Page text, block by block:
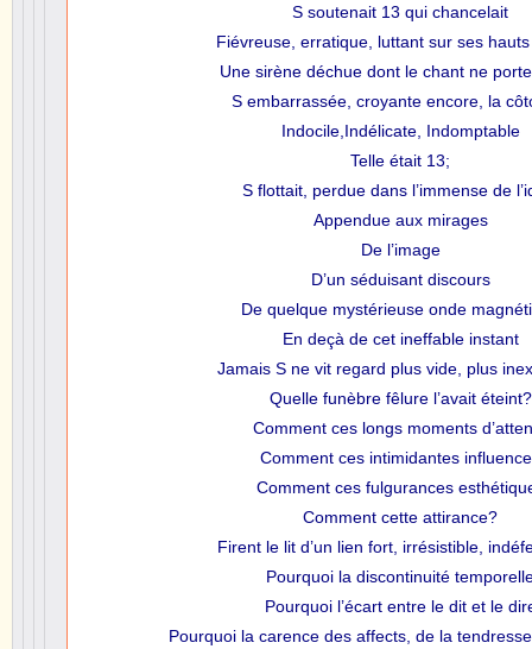
S soutenait 13 qui chancelait
Fiévreuse, erratique, luttant sur ses
Une sirène déchue dont le chant ne
S embarrassée, croyante encore, la
Indocile,Indélicate, Indomptable
Telle était 13;
S flottait, perdue dans l’immense de
Appendue aux mirages
De l’image
D’un séduisant discours
De quelque mystérieuse onde
En deçà de cet ineffable instant
Jamais S ne vit regard plus vide, plus
Quelle funèbre fêlure l’avait éteint?
Comment ces longs moments
Comment ces intimidantes
Comment ces fulgurances
Comment cette attirance?
Firent le lit d’un lien fort, irrésistible,
Pourquoi la discontinuité
Pourquoi l’écart entre le dit et le
Pourquoi la carence des affects, de la